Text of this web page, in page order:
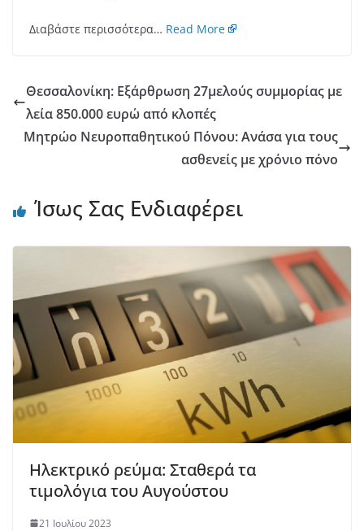
Διαβάστε περισσότερα… Read More
Θεσσαλονίκη: Εξάρθρωση 27μελούς συμμορίας με
λεία 850.000 ευρώ από κλοπές
Μητρώο Νευροπαθητικού Πόνου: Ανάσα για τους
ασθενείς με χρόνιο πόνο
Ίσως Σας Ενδιαφέρει
Ηλεκτρικό ρεύμα: Σταθερά τα
τιμολόγια του Αυγούστου
21 Ιουλίου 2023